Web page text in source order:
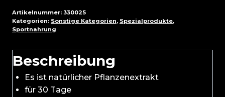
Artikelnummer: 330025
Kategorien: Sonstige Kategorien, Spezialprodukte,
Sportnahrung
Beschreibung
Es ist natürlicher Pflanzenextrakt
für 30 Tage